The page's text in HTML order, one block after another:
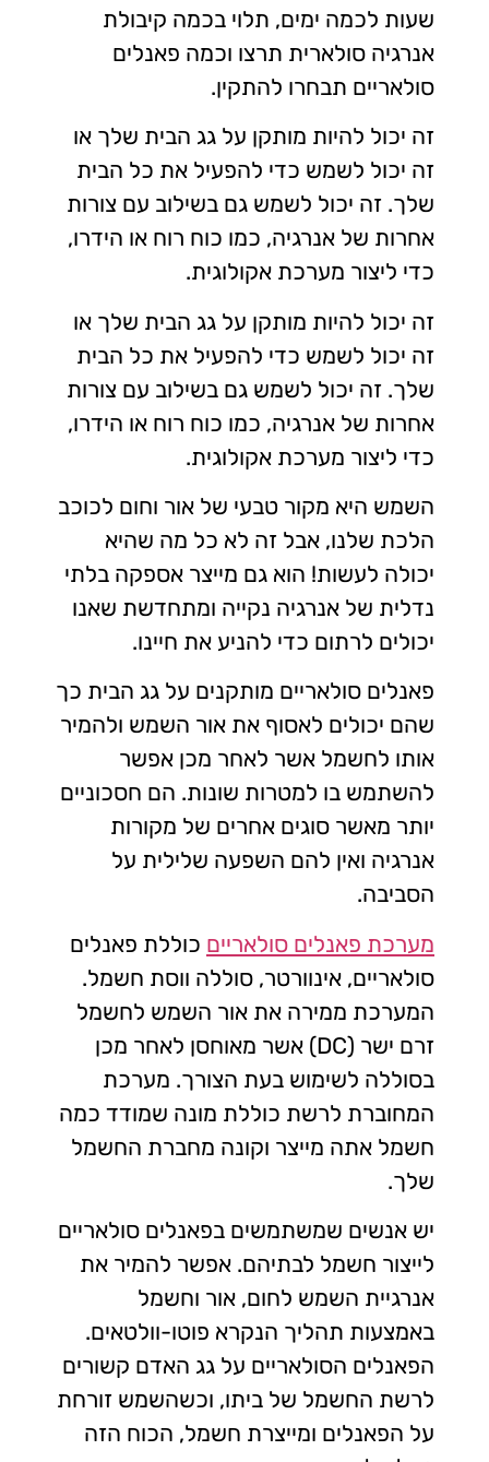
שעות לכמה ימים, תלוי בכמה קיבולת
אנרגיה סולארית תרצו וכמה פאנלים
סולאריים תבחרו להתקין.
זה יכול להיות מותקן על גג הבית שלך או
זה יכול לשמש כדי להפעיל את כל הבית
שלך. זה יכול לשמש גם בשילוב עם צורות
אחרות של אנרגיה, כמו כוח רוח או הידרו,
כדי ליצור מערכת אקולוגית.
זה יכול להיות מותקן על גג הבית שלך או
זה יכול לשמש כדי להפעיל את כל הבית
שלך. זה יכול לשמש גם בשילוב עם צורות
אחרות של אנרגיה, כמו כוח רוח או הידרו,
כדי ליצור מערכת אקולוגית.
השמש היא מקור טבעי של אור וחום לכוכב
הלכת שלנו, אבל זה לא כל מה שהיא
יכולה לעשות! הוא גם מייצר אספקה בלתי
נדלית של אנרגיה נקייה ומתחדשת שאנו
יכולים לרתום כדי להניע את חיינו.
פאנלים סולאריים מותקנים על גג הבית כך
שהם יכולים לאסוף את אור השמש ולהמיר
אותו לחשמל אשר לאחר מכן אפשר
להשתמש בו למטרות שונות. הם חסכוניים
יותר מאשר סוגים אחרים של מקורות
אנרגיה ואין להם השפעה שלילית על
הסביבה.
מערכת פאנלים סולאריים כוללת פאנלים
סולאריים, אינוורטר, סוללה ווסת חשמל.
המערכת ממירה את אור השמש לחשמל
זרם ישר (DC) אשר מאוחסן לאחר מכן
בסוללה לשימוש בעת הצורך. מערכת
המחוברת לרשת כוללת מונה שמודד כמה
חשמל אתה מייצר וקונה מחברת החשמל
שלך.
יש אנשים שמשתמשים בפאנלים סולאריים
לייצור חשמל לבתיהם. אפשר להמיר את
אנרגיית השמש לחום, אור וחשמל
באמצעות תהליך הנקרא פוטו-וולטאים.
הפאנלים הסולאריים על גג האדם קשורים
לרשת החשמל של ביתו, וכשהשמש זורחת
על הפאנלים ומייצרת חשמל, הכוח הזה